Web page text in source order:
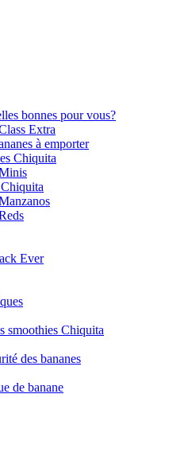
bonnes pour vous?
Extra
à emporter
Chiquita
Ever
smoothies Chiquita
des bananes
de banane